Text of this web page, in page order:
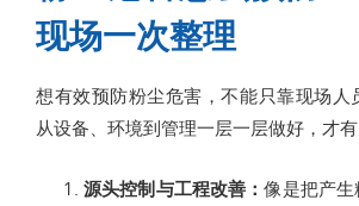
现场一次整理
想有效预防粉尘危害，不能只靠现场人
从设备、环境到管理一层一层做好，才有
源头控制与工程改善：像是把产